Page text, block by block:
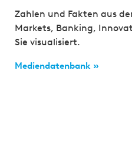
Zahlen und Fakten aus
Markets, Banking,
Sie visualisiert.
Mediendatenbank »